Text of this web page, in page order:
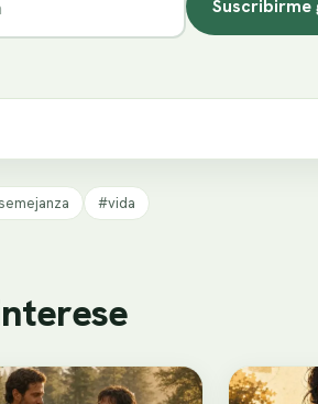
Suscribirme
#vida